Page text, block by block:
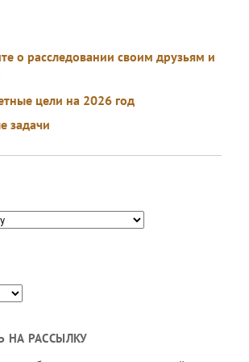
о расследовании своим друзьям и
цели на 2026 год
задачи
НА РАССЫЛКУ